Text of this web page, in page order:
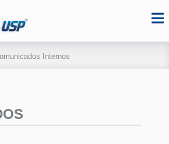
Internos